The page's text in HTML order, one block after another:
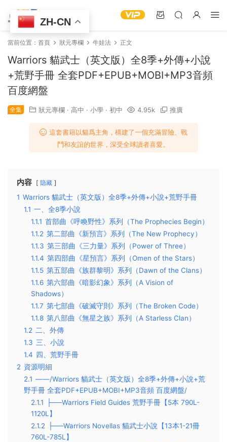
當前位置： 首頁 狀元專欄 牛娃法 正文
Warriors 貓武士（英文版）全8季+外傳+小說
+荒野手冊 全套PDF+EPUB+MOBI+MP3音頻
百度網盤
全集 狀元專欄 · 高中 · 小學 · 初中 4.95k 推廣
這套書籍以貓爲主角，構建了一個充滿冒險、戰
鬥和友誼的世界，深受全球讀者喜愛。
内容 隐藏
1 Warriors 貓武士（英文版）全8季+外傳+小說+荒野手冊
1.1 一、全8季小說
1.1.1 首部曲《呼喚野性》系列（The Prophecies Begin）
1.1.2 第二部曲《新預言》系列（The New Prophecy）
1.1.3 第三部曲《三力量》系列（Power of Three）
1.1.4 第四部曲《星預言》系列（Omen of the Stars）
1.1.5 第五部曲《族群黎明》系列（Dawn of the Clans）
1.1.6 第六部曲《暗影幻象》系列（A Vision of
Shadows）
1.1.7 第七部曲《破滅守則》系列（The Broken Code）
1.1.8 第八部曲《無星之族》系列（A Starless Clan）
1.2 二、外傳
1.3 三、小說
1.4 四、荒野手冊
2 資源明細
2.1 ——/Warriors 貓武士（英文版）全8季+外傳+小說+荒
野手冊 全套PDF+EPUB+MOBI+MP3音頻 百度網盤/
2.1.1
├──Warriors Field Guides 荒野手冊【5本 790L-
1120L】
2.1.2
├──Warriors Novellas 貓武士小說【13本1-21冊
760L-785L】
ZH-CN